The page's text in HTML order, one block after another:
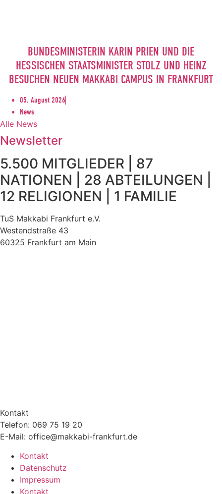
BUNDESMINISTERIN KARIN PRIEN UND DIE
HESSISCHEN STAATSMINISTER STOLZ UND HEINZ
BESUCHEN NEUEN MAKKABI CAMPUS IN FRANKFURT
05. August 2026
News
Alle News
Newsletter
5.500 MITGLIEDER | 87
NATIONEN | 28 ABTEILUNGEN |
12 RELIGIONEN | 1 FAMILIE
TuS Makkabi Frankfurt e.V.
Westendstraße 43
60325 Frankfurt am Main
Kontakt
Telefon: 069 75 19 20
E-Mail: office@makkabi-frankfurt.de
Kontakt
Datenschutz
Impressum
Kontakt